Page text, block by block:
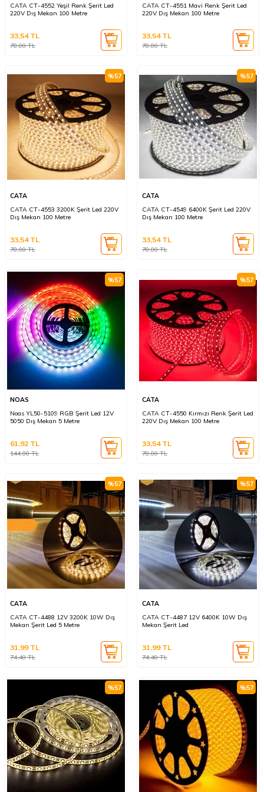
CATA CT-4552 Yeşil Renk Şerit Led
220V Dış Mekan 100 Metre
78,00TL
33,54TL
CATA CT-4551 Mavi Renk Şerit Led
220V Dış Mekan 100 Metre
78,00TL
33,54TL
%57
CATA
CATA CT-4553 3200K Şerit Led 220V
Dış Mekan 100 Metre
78,00TL
33,54TL
%57
CATA
CATA CT-4549 6400K Şerit Led 220V
Dış Mekan 100 Metre
78,00TL
33,54TL
%57
NOAS
Noas YL50-5109 RGB Şerit Led 12V
5050 Dış Mekan 5 Metre
144,00TL
61,92 TL
%57
CATA
CATA CT-4550 Kırmızı Renk Şerit Led
220V Dış Mekan 100 Metre
78,00TL
33,54TL
%57
CATA
CATA CT-4488 12V 3200K 10W Dış
Mekan Şerit Led 5 Metre
74,40TL
31,99TL
%57
CATA
CATA CT-4487 12V 6400K 10W Dış
Mekan Şerit Led
74,40TL
31,99TL
%57 %57